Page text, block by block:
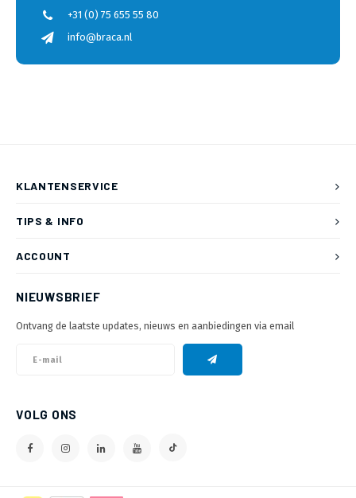
+31 (0) 75 655 55 80
info@braca.nl
KLANTENSERVICE
TIPS & INFO
ACCOUNT
NIEUWSBRIEF
Ontvang de laatste updates, nieuws en aanbiedingen via email
VOLG ONS